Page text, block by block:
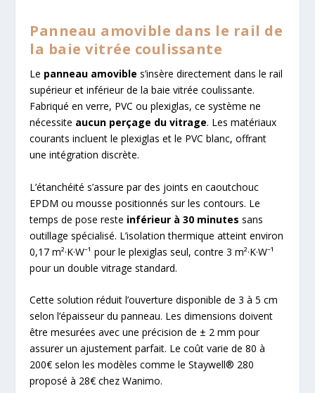
Panneau amovible dans le rail de
la baie vitrée coulissante
Le panneau amovible s’insère directement dans le rail
supérieur et inférieur de la baie vitrée coulissante.
Fabriqué en verre, PVC ou plexiglas, ce système ne
nécessite aucun perçage du vitrage. Les matériaux
courants incluent le plexiglas et le PVC blanc, offrant
une intégration discrète.
L’étanchéité s’assure par des joints en caoutchouc
EPDM ou mousse positionnés sur les contours. Le
temps de pose reste inférieur à 30 minutes sans
outillage spécialisé. L’isolation thermique atteint environ
0,17 m²·K·W⁻¹ pour le plexiglas seul, contre 3 m²·K·W⁻¹
pour un double vitrage standard.
Cette solution réduit l’ouverture disponible de 3 à 5 cm
selon l’épaisseur du panneau. Les dimensions doivent
être mesurées avec une précision de ± 2 mm pour
assurer un ajustement parfait. Le coût varie de 80 à
200€ selon les modèles comme le Staywell® 280
proposé à 28€ chez Wanimo.